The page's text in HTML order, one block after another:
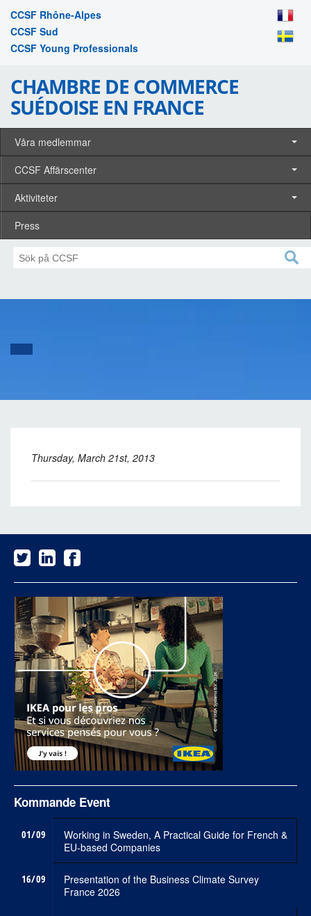
CCSF Rhône-Alpes
CCSF Sud
CCSF Young Professionals
CHAMBRE DE COMMERCE
SUÉDOISE EN FRANCE
Våra medlemmar
CCSF Affärscenter
Aktiviteter
Press
Thursday, March 21st, 2013
Kommande Event
01/09
Working in Sweden, A Practical Guide for French &
EU-based Companies
16/09
Presentation of the Business Climate Survey
France 2026